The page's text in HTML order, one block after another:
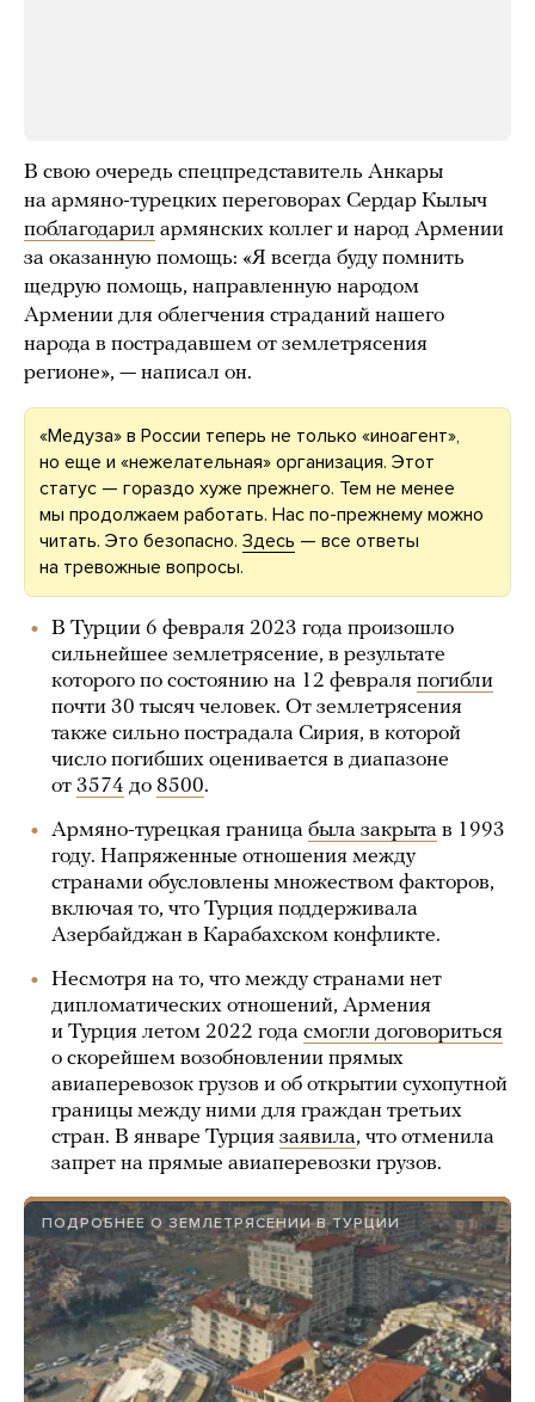
В свою очередь спецпредставитель Анкары
на армяно-турецких переговорах Сердар Кылыч
поблагодарил армянских коллег и народ Армении
за оказанную помощь: «Я всегда буду помнить
щедрую помощь, направленную народом
Армении для облегчения страданий нашего
народа в пострадавшем от землетрясения
регионе», — написал он.
«Медуза» в России теперь не только «иноагент»,
но еще и «нежелательная» организация. Этот
статус — гораздо хуже прежнего. Тем не менее
мы продолжаем работать. Нас по-прежнему можно
читать. Это безопасно. Здесь — все ответы
на тревожные вопросы.
В Турции 6 февраля 2023 года произошло
сильнейшее землетрясение, в результате
которого по состоянию на 12 февраля погибли
почти 30 тысяч человек. От землетрясения
также сильно пострадала Сирия, в которой
число погибших оценивается в диапазоне
от 3574 до 8500.
Армяно-турецкая граница была закрыта в 1993
году. Напряженные отношения между
странами обусловлены множеством факторов,
включая то, что Турция поддерживала
Азербайджан в Карабахском конфликте.
Несмотря на то, что между странами нет
дипломатических отношений, Армения
и Турция летом 2022 года смогли договориться
о скорейшем возобновлении прямых
авиаперевозок грузов и об открытии сухопутной
границы между ними для граждан третьих
стран. В январе Турция заявила, что отменила
запрет на прямые авиаперевозки грузов.
ПОДРОБНЕЕ О ЗЕМЛЕТРЯСЕНИИ В ТУРЦИИ